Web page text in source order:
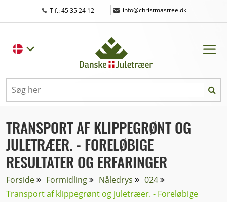
Tlf.: 45 35 24 12 | info@christmastree.dk
TRANSPORT AF KLIPPEGRØNT OG
JULETRÆER. - FORELØBIGE
RESULTATER OG ERFARINGER
Forside Formidling Nåledrys
024
Transport af klippegrønt og juletræer. - Foreløbige